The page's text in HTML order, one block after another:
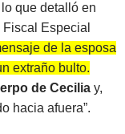
que detalló en
Especial
de la esposa
extraño bulto.
de Cecilia y,
hacia afuera”.